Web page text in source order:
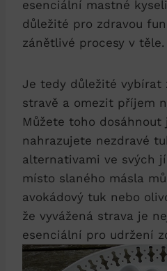
esenciální mastné
důležité pro zdravou
zánětlivé procesy v těle.
Je tedy důležité vybírat
stravě a omezit příjem
Můžete toho
nahrazujete nezdravé
alternativami ve svých
místo slaného másla
avokádový tuk nebo
že vyvážená strava je
esenciální pro udržení